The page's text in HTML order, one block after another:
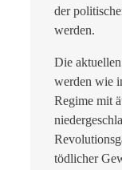
der
werden.
Die
werden wie
Regime mit
tödlicher